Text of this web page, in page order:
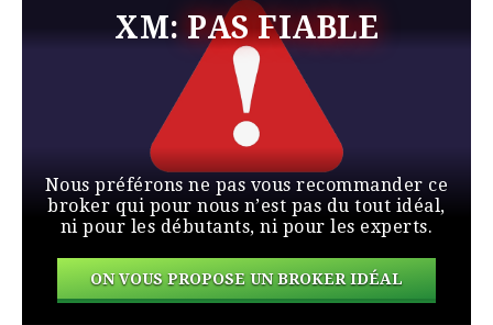
XM: PAS FIABLE
Nous préférons ne pas vous recommander ce
broker qui pour nous n’est pas du tout idéal,
ni pour les débutants, ni pour les experts.
ON VOUS PROPOSE UN BROKER IDÉAL